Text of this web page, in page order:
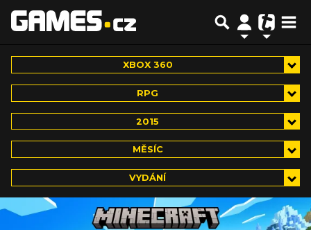
XBOX 360
RPG
2015
MĚSÍC
VYDÁNÍ